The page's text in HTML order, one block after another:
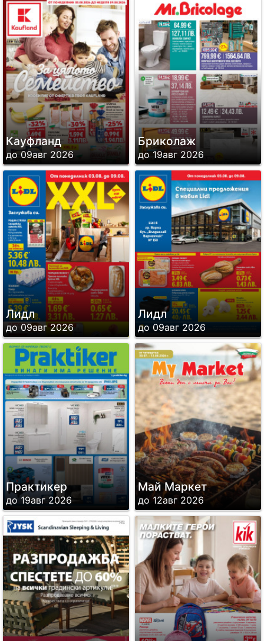
Кауфланд
до 09авг 2026
Бриколаж
до 19авг 2026
Лидл
до 09авг 2026
Лидл
до 09авг 2026
Практикер
до 19авг 2026
Май Маркет
до 12авг 2026